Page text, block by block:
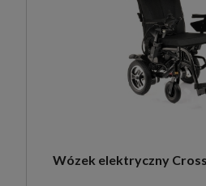
Wózek elektryczny